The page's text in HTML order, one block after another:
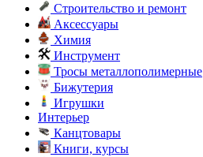
Строительство и ремонт
Аксессуары
Химия
Инструмент
Тросы металлополимерные
Бижутерия
Игрушки
Интерьер
Канцтовары
Книги, курсы